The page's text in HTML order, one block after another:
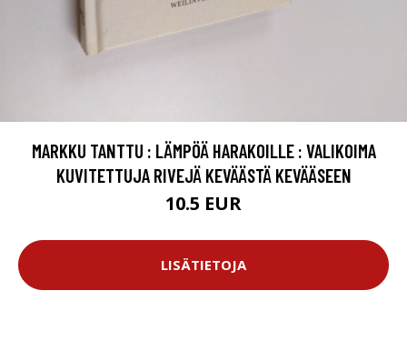
MARKKU TANTTU : LÄMPÖÄ HARAKOILLE : VALIKOIMA
KUVITETTUJA RIVEJÄ KEVÄÄSTÄ KEVÄÄSEEN
10.5 EUR
LISÄTIETOJA